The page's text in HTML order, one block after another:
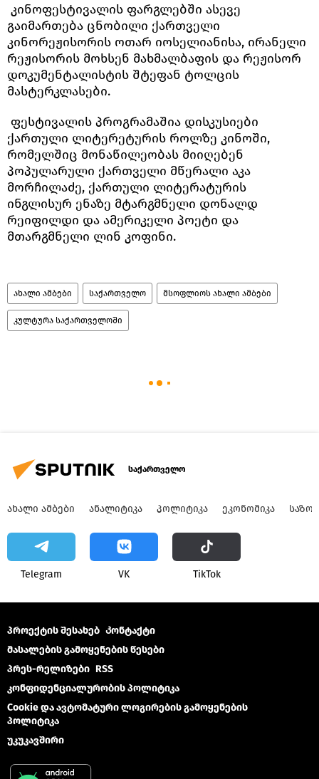
კინოფესტივალის ფარგლებში ასევე
გაიმართება ცნობილი ქართველი
კინორეჟისორის ოთარ იოსელიანისა, ირანელი
რეჟისორის მოხსენ მახმალბაფის და რეჟისორ
დოკუმენტალისტის შტეფან ტოლცის
მასტერკლასები.
ფესტივალის პროგრამაშია დისკუსიები
ქართული ლიტერეტურის როლზე კინოში,
რომელშიც მონაწილეობას მიიღებენ
პოპულარული ქართველი მწერალი აკა
მორჩილაძე, ქართული ლიტერატურის
ინგლისურ ენაზე მტარგმნელი დონალდ
რეიფილდი და ამერიკელი პოეტი და
მთარგმნელი ლინ კოფინი.
ახალი ამბები საქართველო მსოფლიოს ახალი ამბები
კულტურა საქართველოში
საქართველო
ᲐᲮᲐᲚᲘ ᲐᲛᲑᲔᲑᲘ ᲐᲜᲐᲚᲘᲢᲘᲙᲐ ᲞᲝᲚᲘᲢᲘᲙᲐ ᲔᲙᲝᲜᲝᲛᲘᲙᲐ
Telegram VK ТikТоk
პროექტის შესახებ Კონტაქტი
მასალების გამოყენების წესები
პრეს-რელიზები RSS
კონფიდენციალურობის პოლიტიკა
Cookie და ავტომატური ლოგირების გამოყენების
პოლიტიკა
უკუკავშირი